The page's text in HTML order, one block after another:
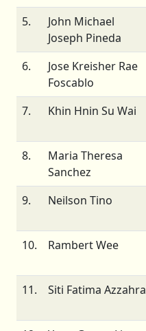
5.
John Michael
Joseph Pineda
6.
Jose Kreisher Rae
Foscablo
7.
Khin Hnin Su Wai
8.
Maria Theresa
Sanchez
9.
Neilson Tino
10.
Rambert Wee
11.
Siti Fatima Azzahra